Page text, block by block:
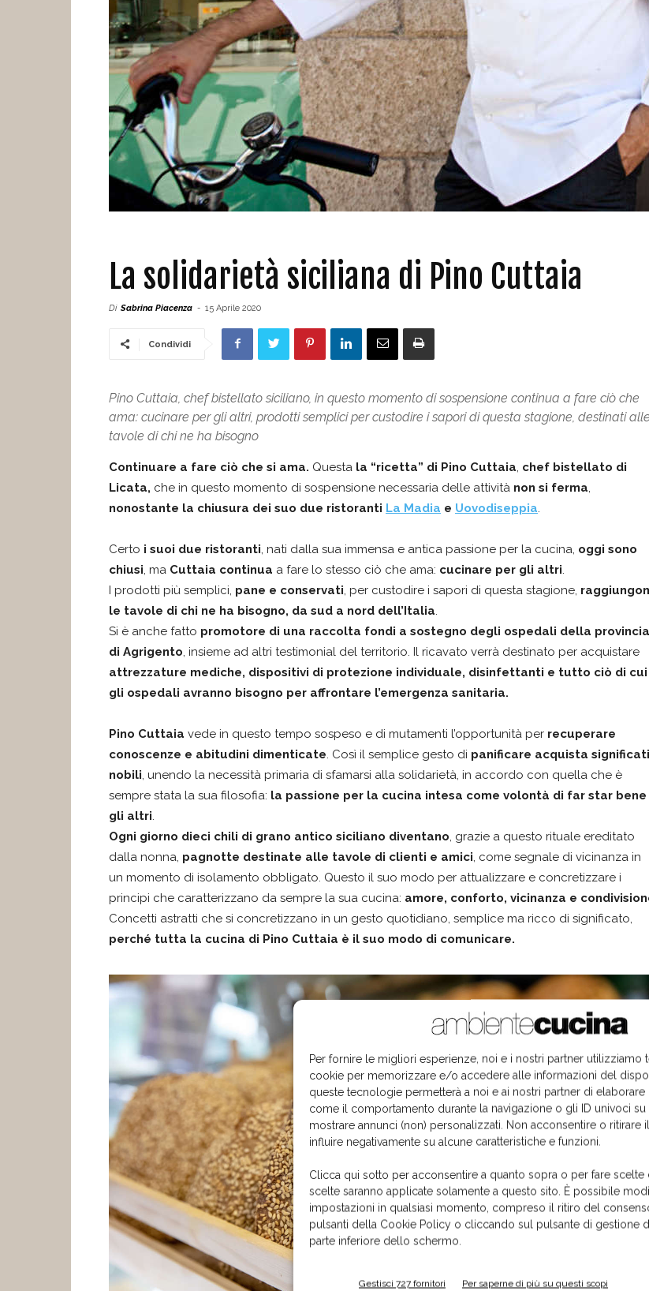
Per fornire le migliori esperienze, noi e i nostri partner utilizziamo
cookie per memorizzare e/o accedere alle informazioni del
queste tecnologie permetterà a noi e ai nostri partner di elaborare
come il comportamento durante la navigazione o gli ID univoci
mostrare annunci (non) personalizzati. Non acconsentire o ritirare
influire negativamente su alcune caratteristiche e funzioni.
Clicca qui sotto per acconsentire a quanto sopra o per fare scelte
scelte saranno applicate solamente a questo sito. È possibile
impostazioni in qualsiasi momento, compreso il ritiro del
pulsanti della Cookie Policy o cliccando sul pulsante di gestione
parte inferiore dello schermo.
Gestisci 727 fornitori Per saperne di più su questi scopi
La solidarietà siciliana di Pino Cuttaia
Di Sabrina Piacenza - 15 Aprile 2020
Condividi
Pino Cuttaia, chef bistellato siciliano, in questo momento di sospensione continua a fare ciò che
ama: cucinare per gli altri, prodotti semplici per custodire i sapori di questa stagione, destinati alle
tavole di chi ne ha bisogno
Continuare a fare ciò che si ama. Questa la “ricetta” di Pino Cuttaia, chef bistellato di
Licata, che in questo momento di sospensione necessaria delle attività non si ferma,
nonostante la chiusura dei suo due ristoranti La Madia e Uovodiseppia.
Certo i suoi due ristoranti, nati dalla sua immensa e antica passione per la cucina, oggi sono
chiusi, ma Cuttaia continua a fare lo stesso ciò che ama: cucinare per gli altri.
I prodotti più semplici, pane e conservati, per custodire i sapori di questa stagione,
le tavole di chi ne ha bisogno, da sud a nord dell’Italia.
Si è anche fatto promotore di una raccolta fondi a sostegno degli ospedali della provincia
di Agrigento, insieme ad altri testimonial del territorio. Il ricavato verrà destinato per acquistare
attrezzature mediche, dispositivi di protezione individuale, disinfettanti e tutto ciò di cui
gli ospedali avranno bisogno per affrontare l’emergenza sanitaria.
Pino Cuttaia vede in questo tempo sospeso e di mutamenti l’opportunità per recuperare
conoscenze e abitudini dimenticate. Così il semplice gesto di panificare acquista significati
nobili, unendo la necessità primaria di sfamarsi alla solidarietà, in accordo con quella che è
sempre stata la sua filosofia: la passione per la cucina intesa come volontà di far star bene
gli altri.
Ogni giorno dieci chili di grano antico siciliano diventano, grazie a questo rituale ereditato
dalla nonna, pagnotte destinate alle tavole di clienti e amici, come segnale di vicinanza in
un momento di isolamento obbligato. Questo il suo modo per attualizzare e concretizzare i
principi che caratterizzano da sempre la sua cucina: amore, conforto, vicinanza e
Concetti astratti che si concretizzano in un gesto quotidiano, semplice ma ricco di significato,
perché tutta la cucina di Pino Cuttaia è il suo modo di comunicare.